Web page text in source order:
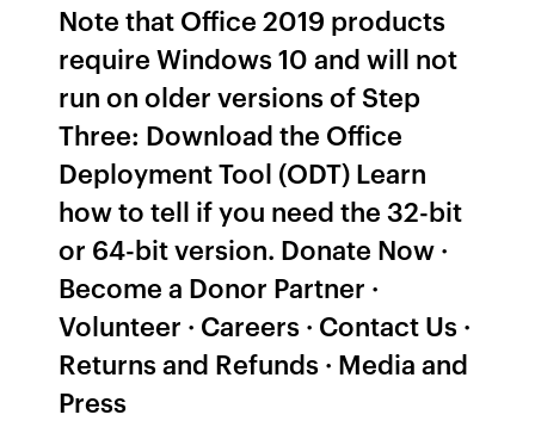
Note that Office 2019 products
require Windows 10 and will not
run on older versions of Step
Three: Download the Office
Deployment Tool (ODT) Learn
how to tell if you need the 32-bit
or 64-bit version. Donate Now ·
Become a Donor Partner ·
Volunteer · Careers · Contact Us ·
Returns and Refunds · Media and
Press